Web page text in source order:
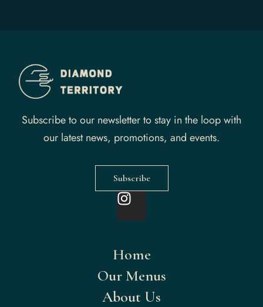
Subscribe to our newsletter to stay in the loop with
our latest news, promotions, and events.
Subscribe
Home
Our Menus
About Us